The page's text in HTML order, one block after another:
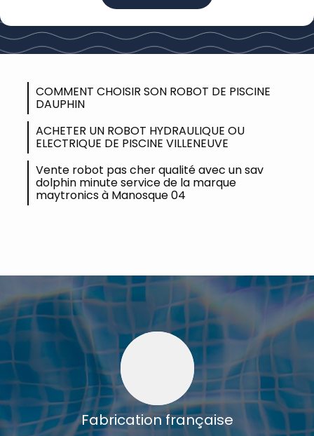
COMMENT CHOISIR SON ROBOT DE PISCINE
DAUPHIN
ACHETER UN ROBOT HYDRAULIQUE OU
ELECTRIQUE DE PISCINE VILLENEUVE
Vente robot pas cher qualité avec un sav
dolphin minute service de la marque
maytronics à Manosque 04
Fabrication française